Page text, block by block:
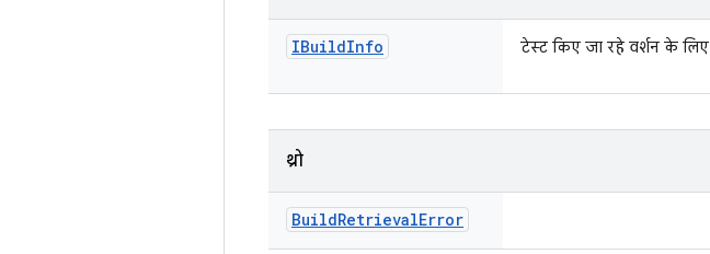
IBuildInfo टेस्ट किए जा रहे वर्शन के लिए
थ्रो
BuildRetrievalError